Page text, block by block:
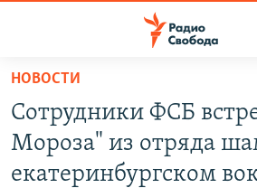
упрощенного
доступа
Вернуться
основному
ПОДКАСТЫ
АВТОРСКИЕ ПРОЕКТЫ
НОВОСТИ
Сотрудники ФСБ
Мороза" из отряда
екатеринбургском